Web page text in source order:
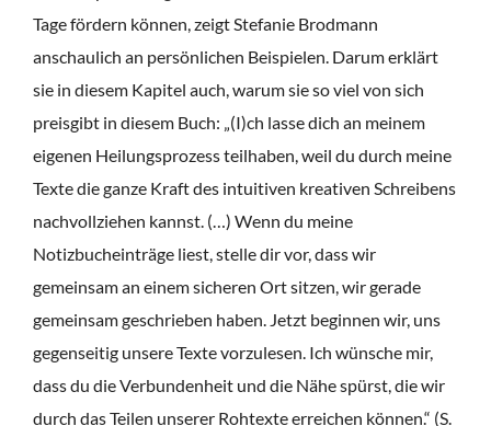
Tage fördern können, zeigt Stefanie Brodmann
anschaulich an persönlichen Beispielen. Darum erklärt
sie in diesem Kapitel auch, warum sie so viel von sich
preisgibt in diesem Buch: „(I)ch lasse dich an meinem
eigenen Heilungsprozess teilhaben, weil du durch meine
Texte die ganze Kraft des intuitiven kreativen Schreibens
nachvollziehen kannst. (…) Wenn du meine
Notizbucheinträge liest, stelle dir vor, dass wir
gemeinsam an einem sicheren Ort sitzen, wir gerade
gemeinsam geschrieben haben. Jetzt beginnen wir, uns
gegenseitig unsere Texte vorzulesen. Ich wünsche mir,
dass du die Verbundenheit und die Nähe spürst, die wir
durch das Teilen unserer Rohtexte erreichen können.“ (S.